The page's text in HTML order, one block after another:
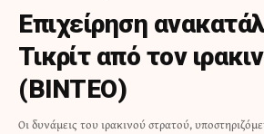
Επιχείρηση
Τικρίτ από τον
(ΒΙΝΤΕΟ)
Οι δυνάμεις του ιρακινού στρατού,